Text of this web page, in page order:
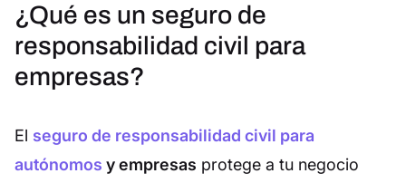
¿Qué es un seguro de
responsabilidad civil para
empresas?
El seguro de responsabilidad civil para
autónomos y empresas protege a tu negocio